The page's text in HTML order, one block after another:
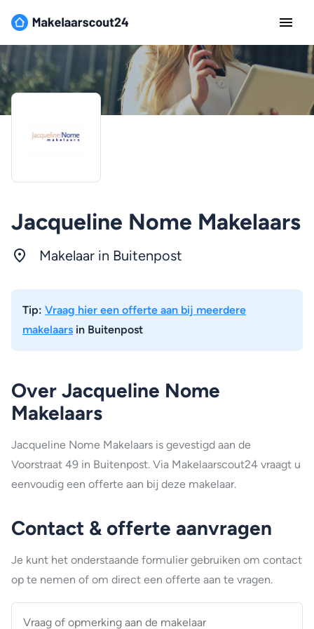
Jacqueline Nome Makelaars
Makelaar in Buitenpost
Tip: Vraag hier een offerte aan bij meerdere
makelaars in Buitenpost
Over Jacqueline Nome
Makelaars
Jacqueline Nome Makelaars is gevestigd aan de
Voorstraat 49 in Buitenpost. Via Makelaarscout24 vraagt u
eenvoudig een offerte aan bij deze makelaar.
Contact & offerte aanvragen
Je kunt het onderstaande formulier gebruiken om contact
op te nemen of om direct een offerte aan te vragen.